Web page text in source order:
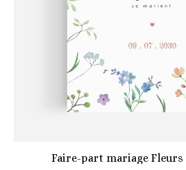
Faire-part mariage